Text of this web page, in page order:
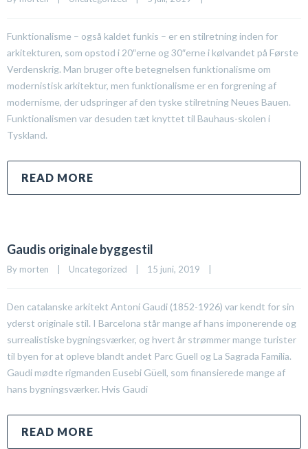
Funktionalisme – også kaldet funkis – er en stilretning inden for
arkitekturen, som opstod i 20″erne og 30″erne i kølvandet på Første
Verdenskrig. Man bruger ofte betegnelsen funktionalisme om
modernistisk arkitektur, men funktionalisme er en forgrening af
modernisme, der udspringer af den tyske stilretning Neues Bauen.
Funktionalismen var desuden tæt knyttet til Bauhaus-skolen i
Tyskland.
READ MORE
Gaudis originale byggestil
By morten Uncategorized 15 juni, 2019
Den catalanske arkitekt Antoni Gaudi (1852-1926) var kendt for sin
yderst originale stil. I Barcelona står mange af hans imponerende og
surrealistiske bygningsværker, og hvert år strømmer mange turister
til byen for at opleve blandt andet Parc Guell og La Sagrada Familia.
Gaudi mødte rigmanden Eusebi Güell, som finansierede mange af
hans bygningsværker. Hvis Gaudi
READ MORE